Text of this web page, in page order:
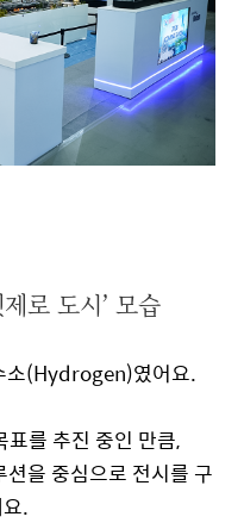
로 도시’ 모습
소(Hydrogen)였어요.
표를 추진 중인 만큼,
을 중심으로 전시를 구
.